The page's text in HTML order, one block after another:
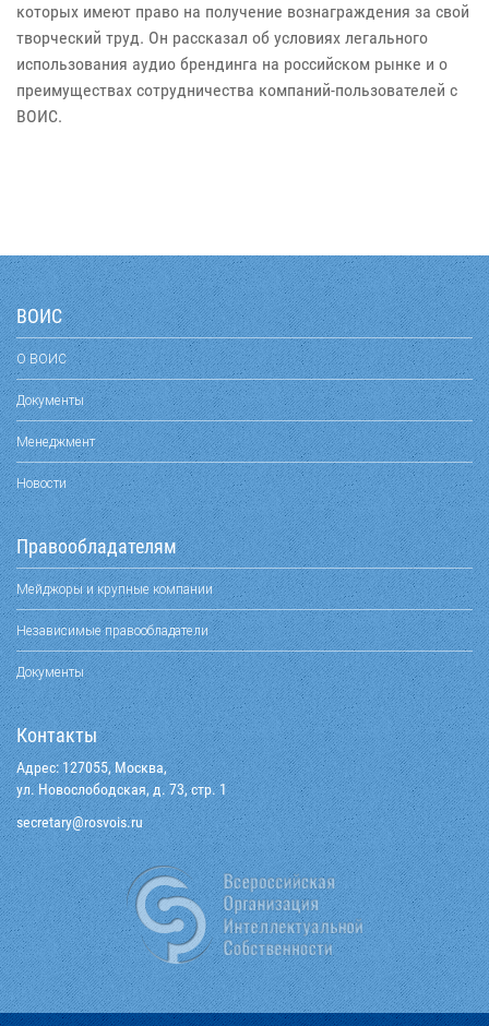
которых имеют право на получение вознаграждения за свой
творческий труд. Он рассказал об условиях легального
использования аудио брендинга на российском рынке и о
преимуществах сотрудничества компаний-пользователей с
ВОИС.
ВОИС
О ВОИС
Документы
Менеджмент
Новости
Правообладателям
Мейджоры и крупные компании
Независимые правообладатели
Документы
Контакты
Адрес: 127055, Москва,
ул. Новослободская, д. 73, стр. 1
ur.siovsor
@yraterces